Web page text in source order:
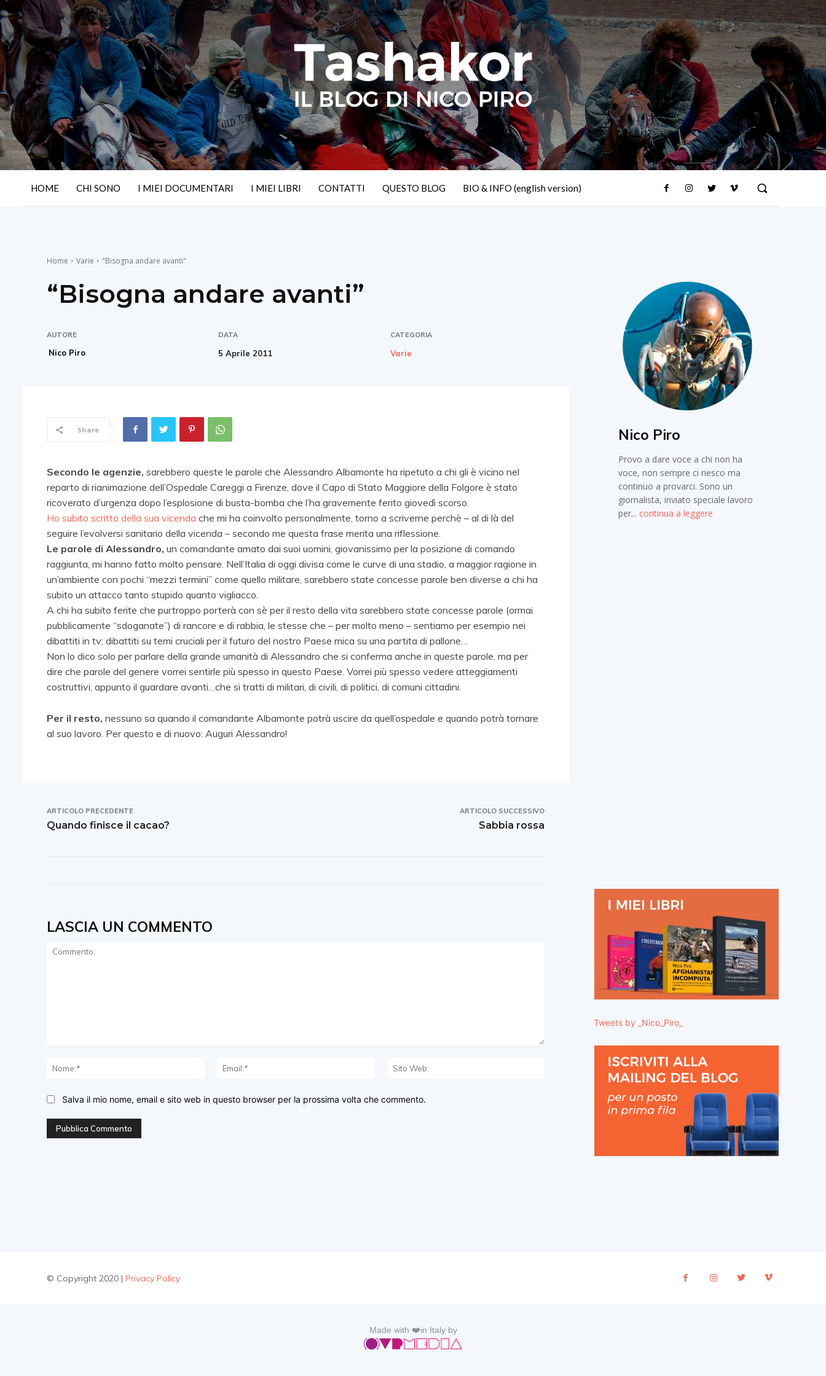
HOME CHI SONO I MIEI DOCUMENTARI I MIEI LIBRI CONTATTI QUESTO BLOG BIO & INFO (english version)
Home Varie "Bisogna andare avanti"
“Bisogna andare avanti”
AUTORE
Nico Piro
DATA
5 Aprile 2011
CATEGORIA
Varie
Share
Secondo le agenzie, sarebbero queste le parole che Alessandro Albamonte ha ripetuto a chi gli è vicino nel
reparto di rianimazione dell’Ospedale Careggi a Firenze, dove il Capo di Stato Maggiore della Folgore è stato
ricoverato d’urgenza dopo l’esplosione di busta-bomba che l’ha gravemente ferito giovedì scorso.
Ho subito scritto della sua vicenda che mi ha coinvolto personalmente, torno a scriverne perchè – al di là del
seguire l’evolversi sanitario della vicenda – secondo me questa frase merita una riflessione.
Le parole di Alessandro, un comandante amato dai suoi uomini, giovanissimo per la posizione di comando
raggiunta, mi hanno fatto molto pensare. Nell’Italia di oggi divisa come le curve di una stadio, a maggior ragione in
un’ambiente con pochi “mezzi termini” come quello militare, sarebbero state concesse parole ben diverse a chi ha
subito un attacco tanto stupido quanto vigliacco.
A chi ha subito ferite che purtroppo porterà con sè per il resto della vita sarebbero state concesse parole (ormai
pubblicamente “sdoganate”) di rancore e di rabbia, le stesse che – per molto meno – sentiamo per esempio nei
dibattiti in tv; dibattiti su temi cruciali per il futuro del nostro Paese mica su una partita di pallone…
Non lo dico solo per parlare della grande umanità di Alessandro che si conferma anche in queste parole, ma per
dire che parole del genere vorrei sentirle più spesso in questo Paese. Vorrei più spesso vedere atteggiamenti
costruttivi, appunto il guardare avanti…che si tratti di militari, di civili, di politici, di comuni cittadini.
Per il resto, nessuno sa quando il comandante Albamonte potrà uscire da quell’ospedale e quando potrà tornare
al suo lavoro. Per questo e di nuovo: Auguri Alessandro!
ARTICOLO PRECEDENTE
Quando finisce il cacao?
ARTICOLO SUCCESSIVO
Sabbia rossa
LASCIA UN COMMENTO
Nome:*
Email:*
Salva il mio nome, email e sito web in questo browser per la prossima volta che commento.
Nico Piro
Provo a dare voce a chi non ha
voce, non sempre ci riesco ma
continuo a provarci. Sono un
giornalista, inviato speciale lavoro
per... continua a leggere
Tweets by _Nico_Piro_
© Copyright 2020 | Privacy Policy
Made with ❤️in Italy by